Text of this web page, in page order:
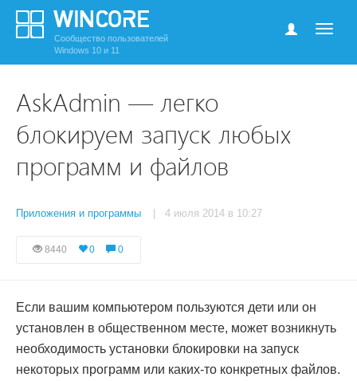
Сообщество пользователей
Windows 10 и 11
AskAdmin — легко
блокируем запуск любых
программ и файлов
Приложения и программы | 4 июля 2014 в 10:27
8440 0 0
Если вашим компьютером пользуются дети или он
установлен в общественном месте, может возникнуть
необходимость установки блокировки на запуск
некоторых программ или каких-то конкретных файлов.